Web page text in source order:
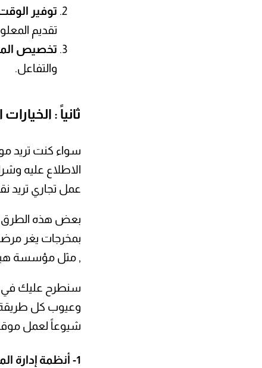
توفير
تقديم
تخصيص
والتفاعل.
ثانياً :
سواء كنت تريد
الاطلاع عليه
عمل تجاري تريد
بعض هذه الطرق
بمخرجات يغر
, مثل مؤسسة
سنطرح عليك في
وعيوب كل طريقة ,
شيوعاً لعمل موقع
1- أنظمة إدارة المحتوى CMS :